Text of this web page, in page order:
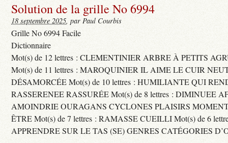
Solution de la grille No 6994
18 septembre 2025, par Paul Courbis
Grille No 6994 Facile
Dictionnaire
Mot(s) de 12 lettres : CLEMENTINIER ARBRE À PETITS
Mot(s) de 11 lettres : MAROQUINIER IL AIME LE CUIR
DÉSAMORCÉE Mot(s) de 10 lettres : HUMILIANTE QUI
RASSERENEE RASSURÉE Mot(s) de 8 lettres : DIMINUEE
AMOINDRIE OURAGANS CYCLONES PLAISIRS
ÊTRE Mot(s) de 7 lettres : RAMASSE CUEILLI Mot(s) de 6
APPRENDRE SUR LE TAS (SE) GENRES CATÉGORIES